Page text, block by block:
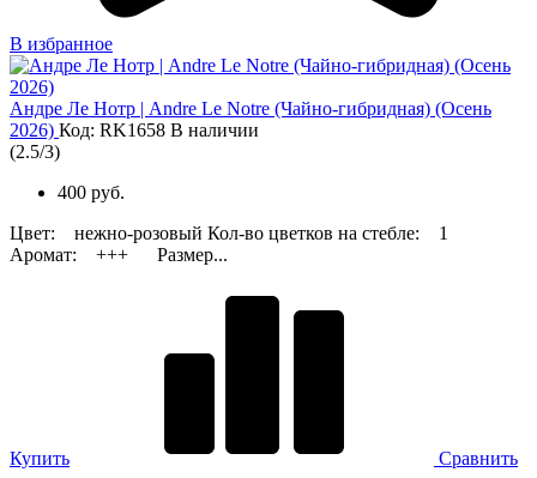
В избранное
Андре Ле Нотр | Andre Le Notre (Чайно-гибридная) (Осень
2026) Код: RK1658 В наличии
(2.5/3)
400 руб.
Цвет: нежно-розовый Кол-во цветков на стебле: 1
Аромат: +++ Размер...
Купить Сравнить